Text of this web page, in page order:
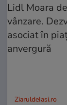
ZiaruldeIasi.ro